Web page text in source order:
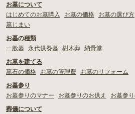
お墓について
はじめてのお墓購入
お墓の価格 お墓の選び方
墓じまい
お墓の種類
一般墓
永代供養墓 樹木葬 納骨堂
お墓を建てる
墓石の価格
お墓の管理費
お墓のリフォーム
お墓参り
お墓参りのマナー
お墓参りのお供え お墓参
葬儀について